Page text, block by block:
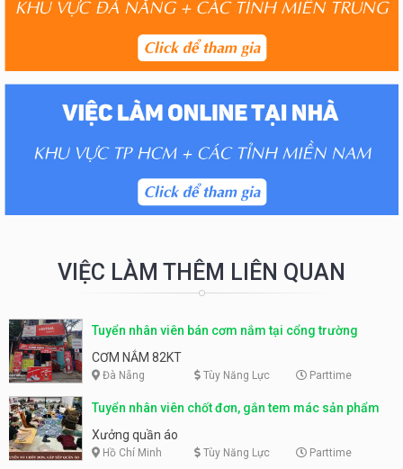
VIỆC LÀM THÊM LIÊN QUAN
Tuyển nhân viên bán cơm nắm tại cổng trường
CƠM NẮM 82KT
Đà Nẵng Tùy Năng Lực Parttime
Tuyển nhân viên chốt đơn, gắn tem mác sản phẩm
Xưởng quần áo
Hồ Chí Minh Tùy Năng Lực Parttime